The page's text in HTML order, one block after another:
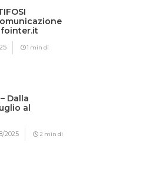
1 min di
Dalla
al
2025 2 min di